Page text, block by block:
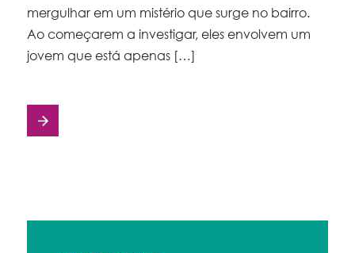
mergulhar em um mistério que surge no bairro.
Ao começarem a investigar, eles envolvem um
jovem que está apenas […]
Navegação